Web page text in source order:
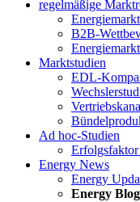
regelmäßige
B2B-
Marktstudien
EDL-
Ad hoc-Studien
Energy News
Energy
Energy Blog